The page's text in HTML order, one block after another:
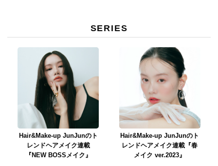
SERIES
Hair&Make-up JunJunのト
レンドヘアメイク連載
『NEW BOSSメイク』
Hair&Make-up JunJunのト
レンドヘアメイク連載『春
メイク ver.2023』